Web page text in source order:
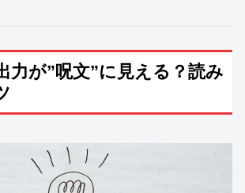
力が”呪文”に見える？読み